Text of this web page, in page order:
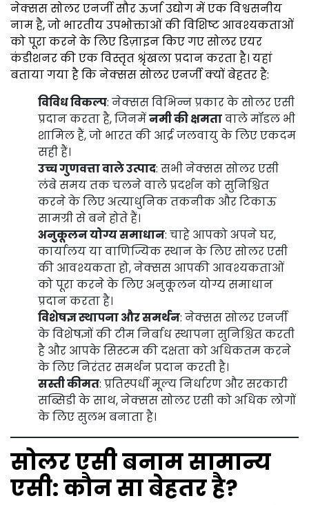
नेक्सस सोलर एनर्जी सौर ऊर्जा उद्योग में एक विश्वसनीय
नाम है, जो भारतीय उपभोक्ताओं की विशिष्ट आवश्यकताओं
को पूरा करने के लिए डिज़ाइन किए गए सोलर एयर
कंडीशनर की एक विस्तृत श्रृंखला प्रदान करता है। यहां
बताया गया है कि नेक्सस सोलर एनर्जी क्यों बेहतर है:
विविध विकल्प: नेक्सस विभिन्न प्रकार के सोलर एसी
प्रदान करता है, जिनमेंनमी की क्षमतावाले मॉडल भी
शामिल हैं, जो भारत की आर्द्र जलवायु के लिए एकदम
सही हैं।
उच्च गुणवत्ता वाले उत्पाद: सभी नेक्सस सोलर एसी
लंबे समय तक चलने वाले प्रदर्शन को सुनिश्चित
करने के लिए अत्याधुनिक तकनीक और टिकाऊ
सामग्री से बने होते हैं।
अनुकूलन योग्य समाधान: चाहे आपको अपने घर,
कार्यालय या वाणिज्यिक स्थान के लिए सोलर एसी
की आवश्यकता हो, नेक्सस आपकी आवश्यकताओं
को पूरा करने के लिए अनुकूलन योग्य समाधान
प्रदान करता है।
विशेषज्ञ स्थापना और समर्थन: नेक्सस सोलर एनर्जी
के विशेषज्ञों की टीम निर्बाध स्थापना सुनिश्चित करती
है और आपके सिस्टम की दक्षता को अधिकतम करने
के लिए निरंतर समर्थन प्रदान करती है।
सस्ती कीमत: प्रतिस्पर्धी मूल्य निर्धारण और सरकारी
सब्सिडी के साथ, नेक्सस सोलर एसी को अधिक लोगों
के लिए सुलभ बनाता है।
सोलर एसी बनाम सामान्य
एसी: कौन सा बेहतर है?